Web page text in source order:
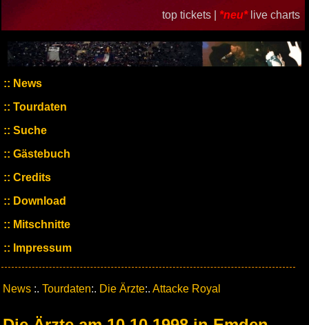
top tickets | *neu* live charts
News
Tourdaten
Suche
Gästebuch
Credits
Download
Mitschnitte
Impressum
News :. Tourdaten:. Die Ärzte:. Attacke Royal